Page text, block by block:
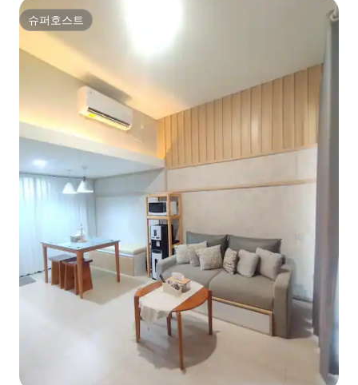
슈퍼호스트
슈퍼호스트